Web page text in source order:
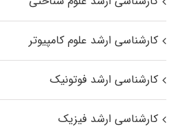
کارشناسی ارشد علوم کامپیوتر
کارشناسی ارشد فوتونیک
کارشناسی ارشد فیزیک